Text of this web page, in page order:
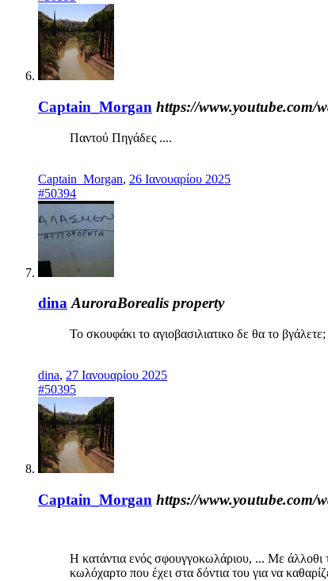
Captain_Morgan https://www.youtube.com/
Παντού Πηγάδες ....
Captain_Morgan, 26 Ιανουαρίου 2025
#50394
dina AuroraBorealis property
Το σκουφάκι το αγιοβασιλιατικο δε θα το βγάλετε;
dina, 27 Ιανουαρίου 2025
#50395
Captain_Morgan https://www.youtube.com/
Η κατάντια ενός σφουγγοκωλάριου, ... Με άλλοθι
κωλόχαρτο που έχει στα δόντια του για να